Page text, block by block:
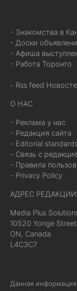
- Знакомства в
- Доски
- Афиша
- Работа Торонто
- Rss feed
О НАС
- Реклама у нас
- Редакция сайта
- Editorial
- Связь с
- Правила
- Privacy Policy
АДРЕС
Media Plus
10520 Yonge
ON, Canada
L4C3C7
Данная